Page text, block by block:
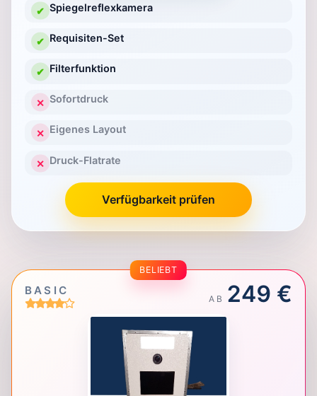
✔ Spiegelreflexkamera
✔ Requisiten-Set
✔ Filterfunktion
✕ Sofortdruck
✕ Eigenes Layout
✕ Druck-Flatrate
Verfügbarkeit prüfen
BELIEBT
BASIC
AB 249 €